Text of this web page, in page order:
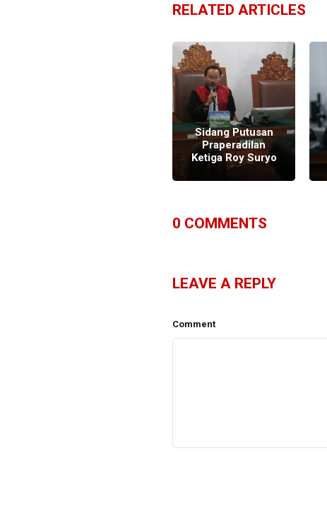
RELATED ARTICLES
Sidang Putusan
Praperadilan
Ketiga Roy Suryo
0 COMMENTS
LEAVE A REPLY
Comment